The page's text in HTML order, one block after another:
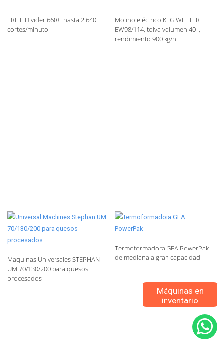
Máquinas en
inventario
TREIF Divider 660+: hasta 2.640
cortes/minuto
Molino eléctrico K+G WETTER
EW98/114, tolva volumen 40 l,
rendimiento 900 kg/h
Maquinas Universales STEPHAN
UM 70/130/200 para quesos
procesados
Termoformadora GEA PowerPak
de mediana a gran capacidad